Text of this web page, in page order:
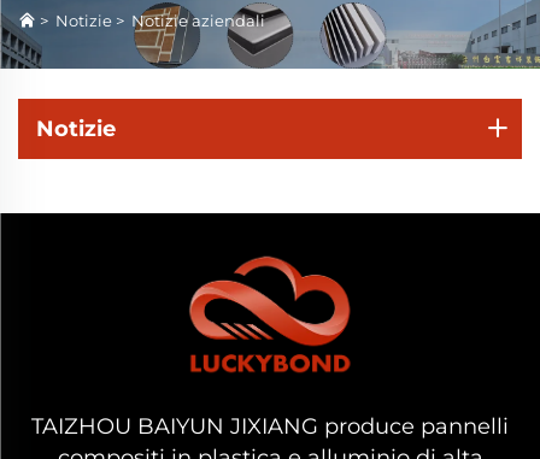
> Notizie > Notizie aziendali
Notizie
TAIZHOU BAIYUN JIXIANG produce pannelli